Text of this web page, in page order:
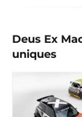
Deus Ex
uniques